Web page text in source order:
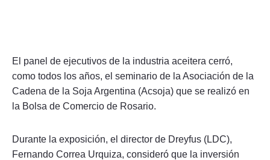
El panel de ejecutivos de la industria aceitera cerró,
como todos los años, el seminario de la Asociación de la
Cadena de la Soja Argentina (Acsoja) que se realizó en
la Bolsa de Comercio de Rosario.
Durante la exposición, el director de Dreyfus (LDC),
Fernando Correa Urquiza, consideró que la inversión